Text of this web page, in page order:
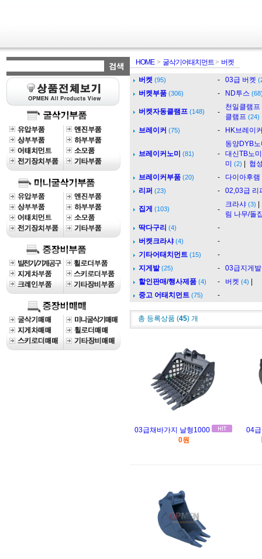
HOME> 굴삭기어태치먼트> 버켓
버켓 (95) - 03급 버켓
버켓부품 (306) - ND투스
버켓자동클램프 (148) -
천일클램프
클램프 (24)
브레이커 (75) - HK브레이
브레이커노미 (81) -
동양DYB
대신TB노미
미
(2)
협
브레이커부품 (20) -
다이아후램
리퍼 (23) - 02,03급 리
집게 (103) -
크라샤 (3)
림 나무/돌
딱다구리 (4)
-
버켓크라샤 (4)
-
기타어태치먼트 (15)
-
지게발 (25) -
03급지게발
할인판매/행사제품 (4) - 버켓 (4)
중고 어태치먼트 (75) -
총 등록상품 (45) 개
03급채바가지 날형1000
0원
04